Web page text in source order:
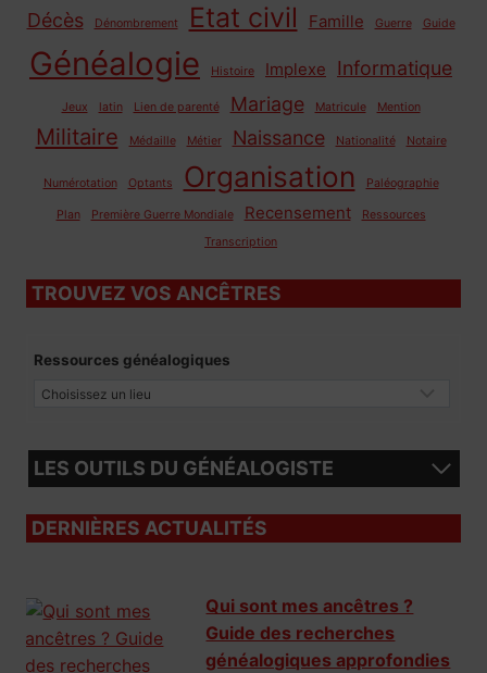
Décès Dénombrement Etat civil Famille Guerre Guide
Généalogie Histoire Implexe Informatique
Jeux latin Lien de parenté Mariage Matricule Mention
Militaire Médaille Métier Naissance Nationalité Notaire
Numérotation Optants Organisation Paléographie
Plan Première Guerre Mondiale Recensement
Ressources
Transcription
TROUVEZ VOS ANCÊTRES
Ressources généalogiques
LES OUTILS DU GÉNÉALOGISTE
DERNIÈRES ACTUALITÉS
Qui sont mes ancêtres ?
Guide des recherches
généalogiques approfondies